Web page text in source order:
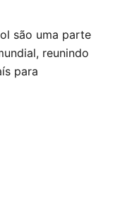
são uma parte
reunindo
para